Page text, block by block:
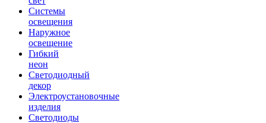
Системы
освещения
Наружное
освещение
Гибкий
неон
Светодиодный
декор
Электроустановочные
изделия
Светодиоды